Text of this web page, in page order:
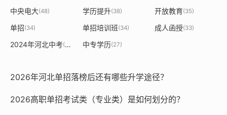
中央电大(48) 学历提升(38) 开放教育(35)
单招(34) 单招培训班(34) 成人函授(33)
2024年河北中考(28) 中专学历(27)
2026年河北单招落榜后还有哪些升学途径？
2026高职单招考试类（专业类）是如何划分的？